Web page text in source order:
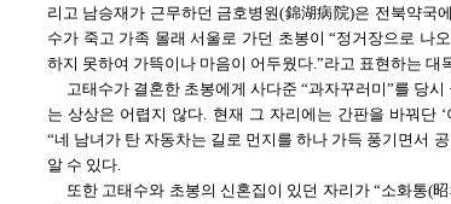
리고 남승재가 근무하던 금호병원(錦湖病院)은 전북약국
수가 죽고 가족 몰래 서울로 가던 초봉이 “정거장으로 나
하지 못하여 가뜩이나 마음이 어두웠다.”라고 표현하는
고태수가 결혼한 초봉에게 사다준 “과자꾸러미”를 당
는 상상은 어렵지 않다. 현재 그 자리에는 간판을 바꿔단
“네 남녀가 탄 자동차는 길로 먼지를 하나 가득 풍기면서
알 수 있다.
또한 고태수와 초봉의 신혼집이 있던 자리가 “소화통(